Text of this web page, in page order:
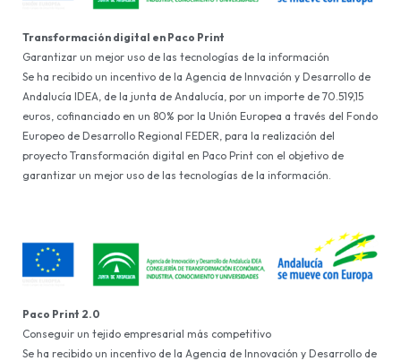
Transformación digital en Paco Print
Garantizar un mejor uso de las tecnologías de la información
Se ha recibido un incentivo de la Agencia de Innvación y Desarrollo de
Andalucía IDEA, de la junta de Andalucía, por un importe de 70.519,15
euros, cofinanciado en un 80% por la Unión Europea a través del Fondo
Europeo de Desarrollo Regional FEDER, para la realización del
proyecto Transformación digital en Paco Print con el objetivo de
garantizar un mejor uso de las tecnologías de la información.
Paco Print 2.0
Conseguir un tejido empresarial más competitivo
Se ha recibido un incentivo de la Agencia de Innovación y Desarrollo de